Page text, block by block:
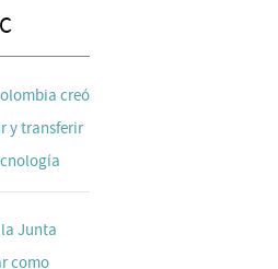
creó
y transferir
Junta
como